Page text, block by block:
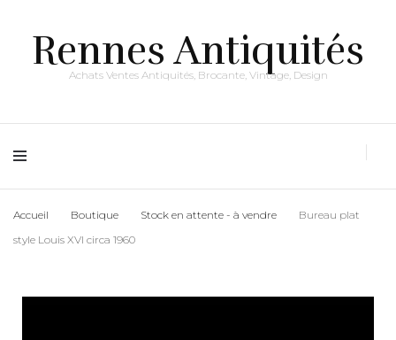
Rennes Antiquités
Achats Ventes Antiquités, Brocante, Vintage, Design
Accueil Boutique Stock en attente - à vendre
Bureau plat
style Louis XVI circa 1960